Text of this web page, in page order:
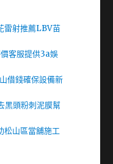
雷射推薦LBV苗
客服提供3a娛
借錢確保設備新
黑頭粉刺泥膜幫
松山區當舖施工